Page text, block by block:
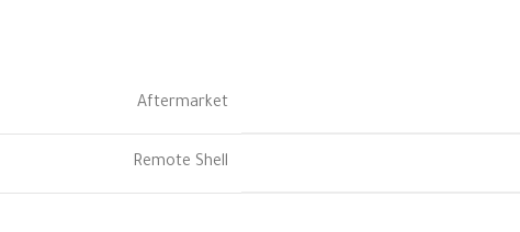
Aftermarket
Remote Shell